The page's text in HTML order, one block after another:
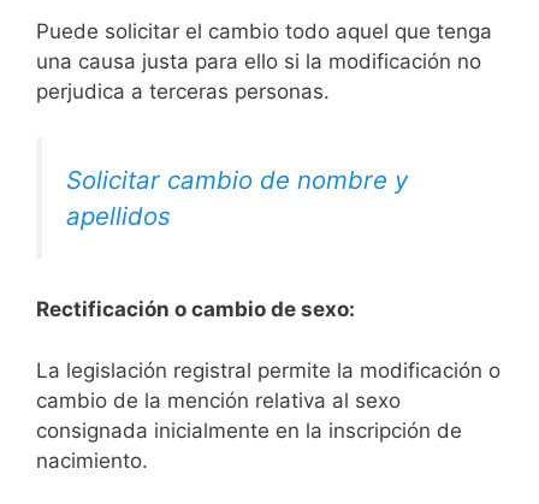
Puede solicitar el cambio todo aquel que tenga
una causa justa para ello si la modificación no
perjudica a terceras personas.
Solicitar cambio de nombre y
apellidos
Rectificación o cambio de sexo:
La legislación registral permite la modificación o
cambio de la mención relativa al sexo
consignada inicialmente en la inscripción de
nacimiento.